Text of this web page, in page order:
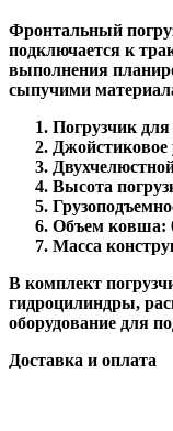
Фронтальный
подключается к
выполнения
сыпучими
Погрузчик
Джойстиковое
Высота
Объем ковша:
Масса
В комплект
гидроцилиндры,
оборудование для
Доставка и оплата